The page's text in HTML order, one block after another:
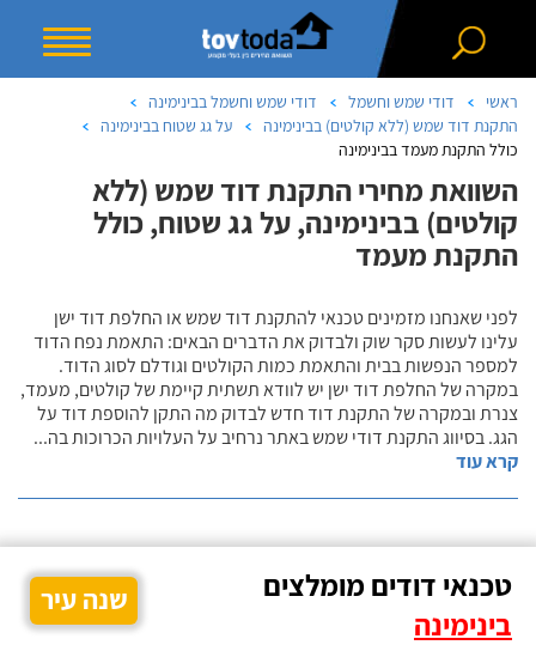
ראשי דודי שמש וחשמל
דודי שמש וחשמל בבינימינה
התקנת דוד שמש (ללא קולטים) בבינימינה
על גג שטוח בבינימינה
כולל התקנת מעמד בבינימינה
השוואת מחירי התקנת דוד שמש (ללא
קולטים) בבינימינה, על גג שטוח, כולל
התקנת מעמד
לפני שאנחנו מזמינים טכנאי להתקנת דוד שמש או החלפת דוד ישן
עלינו לעשות סקר שוק ולבדוק את הדברים הבאים: התאמת נפח הדוד
למספר הנפשות בבית והתאמת כמות הקולטים וגודלם לסוג הדוד.
במקרה של החלפת דוד ישן יש לוודא תשתית קיימת של קולטים, מעמד,
צנרת ובמקרה של התקנת דוד חדש לבדוק מה התקן להוספת דוד על
הגג. בסיווג התקנת דודי שמש באתר נרחיב על העלויות הכרוכות בה...
קרא עוד
טכנאי דודים מומלצים
בינימינה
שנה עיר